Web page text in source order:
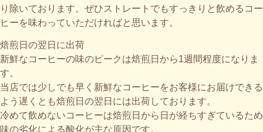
り除いております。ぜひストレートでもすっきりと飲めるコー
ヒーを味わっていただければと思います。
焙煎日の翌日に出荷
新鮮なコーヒーの味のピークは焙煎日から1週間程度になりま
す。
当店では少しでも早く新鮮なコーヒーをお客様にお届けできる
よう遅くとも焙煎日の翌日には出荷しております。
冷めて飲めないコーヒーは焙煎日から日が経ちすぎているため
味の劣化による酸化が主な原因です。